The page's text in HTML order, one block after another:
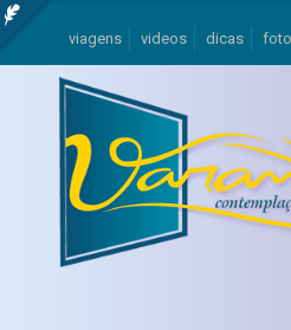
viagens videos dicas